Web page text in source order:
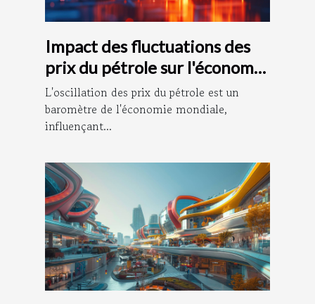
Impact des fluctuations des
prix du pétrole sur l'économie
mondiale
L'oscillation des prix du pétrole est un
baromètre de l'économie mondiale,
influençant...